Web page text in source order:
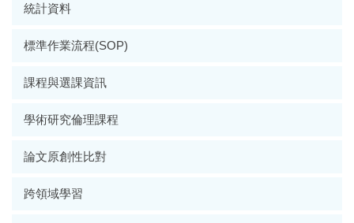
統計資料
標準作業流程(SOP)
課程與選課資訊
學術研究倫理課程
論文原創性比對
跨領域學習